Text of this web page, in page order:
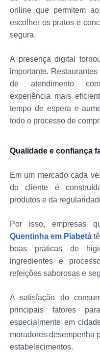
online que permitem
escolher os pratos e
segura.
A presença digital
importante.
de atendimento
experiência mais
tempo de espera e
todo o processo de
Qualidade e confiança
Em um mercado cada
do cliente é
produtos e da
Por isso, empresas
Quentinha em Piabetá
boas práticas de
ingredientes e
refeições saborosas e
A satisfação do
principais fatores
especialmente em
moradores desempenha
estabelecimentos.